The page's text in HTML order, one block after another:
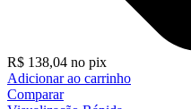
R$ 138,04 no pix
Adicionar ao carrinho
Comparar